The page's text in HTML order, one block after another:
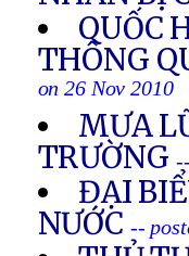
QUỐC
THÔNG
on 26 Nov 2010
MƯA
TRƯỜNG
ĐẠI
NƯỚC --